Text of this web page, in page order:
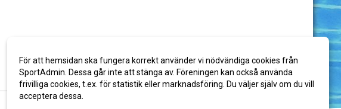
För att hemsidan ska fungera korrekt använder vi nödvändiga cookies från
SportAdmin. Dessa går inte att stänga av. Föreningen kan också använda
frivilliga cookies, t.ex. för statistik eller marknadsföring. Du väljer själv om du vill
acceptera dessa.